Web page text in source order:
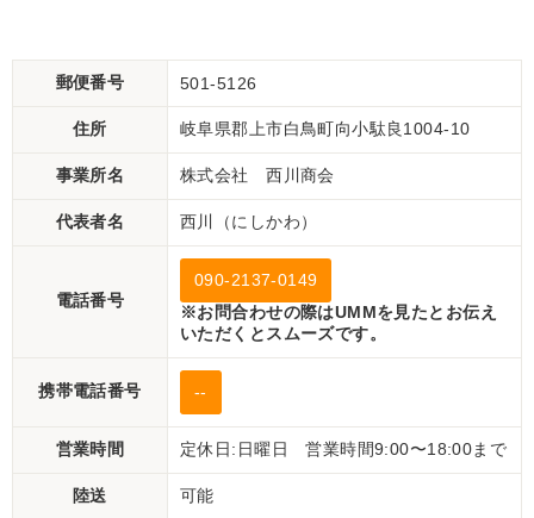
郵便番号 501-5126
住所 岐阜県郡上市白鳥町向小駄良1004-10
事業所名 株式会社 西川商会
代表者名 西川（にしかわ）
電話番号
090-2137-0149
※お問合わせの際はUMMを見たとお伝え
いただくとスムーズです。
携帯電話番号 --
営業時間 定休日:日曜日 営業時間9:00〜18:00まで
陸送 可能